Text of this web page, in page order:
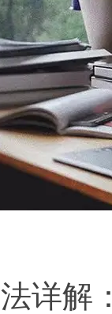
详解